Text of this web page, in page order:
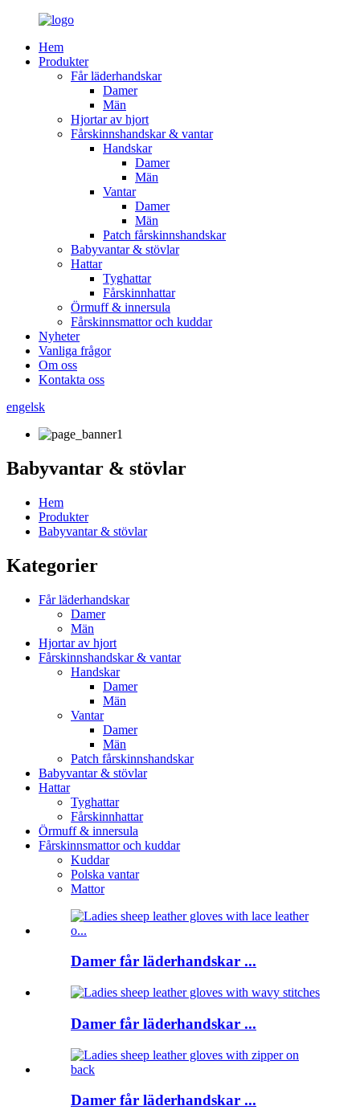
Hem
Produkter
Får läderhandskar
Damer
Män
Hjortar av hjort
Fårskinnshandskar & vantar
Handskar
Damer
Män
Vantar
Damer
Män
Patch fårskinnshandskar
Babyvantar & stövlar
Hattar
Tyghattar
Fårskinnhattar
Örmuff & innersula
Fårskinnsmattor och kuddar
Nyheter
Vanliga frågor
Om oss
Kontakta oss
engelsk
Babyvantar & stövlar
Hem
Produkter
Babyvantar & stövlar
Kategorier
Får läderhandskar
Damer
Män
Hjortar av hjort
Fårskinnshandskar & vantar
Handskar
Damer
Män
Vantar
Damer
Män
Patch fårskinnshandskar
Babyvantar & stövlar
Hattar
Tyghattar
Fårskinnhattar
Örmuff & innersula
Fårskinnsmattor och kuddar
Kuddar
Polska vantar
Mattor
Damer får läderhandskar ...
Damer får läderhandskar ...
Damer får läderhandskar ...